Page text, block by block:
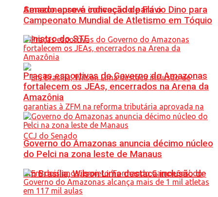
Senado aprova indicação de Flávio Dino para
ministro do STF
Em Brasília, Wilson Lima destaca inclusão de
Amazonense é convocado para o
Campeonato Mundial de Atletismo em Tóquio
Praças esportivas do Governo do Amazonas
fortalecem os JEAs, encerrados na Arena da
Amazônia
Governo do Amazonas anuncia décimo núcleo
do Pelci na zona leste de Manaus